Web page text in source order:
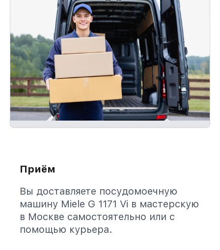
Приём
Вы доставляете посудомоечную
машину Miele G 1171 Vi в мастерскую
в Москве самостоятельно или с
помощью курьера.